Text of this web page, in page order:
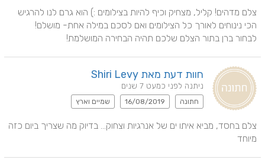
לבחור ברן בתור הצלם שלכם תהיה הבחירה המושלמת!
חוות דעת מאת Shiri Levy
ניתנה לפני כמעט 7 שנים
חתונה 16/08/2019 שמיים וארץ
מיוחד